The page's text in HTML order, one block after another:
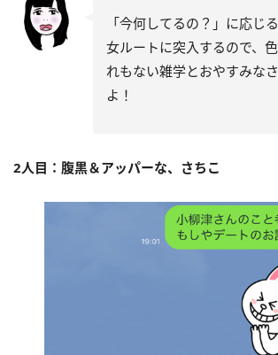
「今何してるの？」に応じ
女ルートに突入するので、
れもない雑学とおやすみな
よ！
2人目：腹黒＆アッパーな、さちこ